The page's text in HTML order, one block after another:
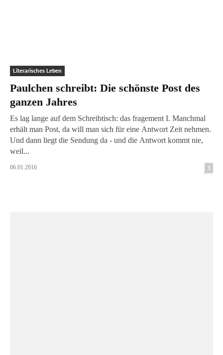
Literarisches Leben
Paulchen schreibt: Die schönste Post des
ganzen Jahres
Es lag lange auf dem Schreibtisch: das fragement I. Manchmal
erhält man Post, da will man sich für eine Antwort Zeit nehmen.
Und dann liegt die Sendung da - und die Antwort kommt nie,
weil...
06.01.2016 1